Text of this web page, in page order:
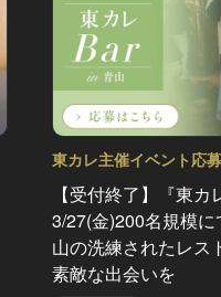
東カレ主催イベント応
Vol.77
【受付終了】『東カ
3/27(金)200名規模
山の洗練されたレス
素敵な出会いを